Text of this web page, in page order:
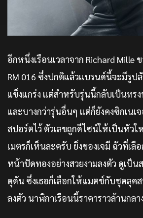
อีกหนึ่งเรือนเวลาจาก Richard Mille
RM 016 ซึ่งปกติแล้วแบรนด์นี้จะมีรู
แข็งแกร่ง แต่สำหรับรุ่นนี้กลับเป็นทร
และบางกว่ารุ่นอื่นๆ แต่ก็ยังคงซิกเน
สปอร์ตไว้ ตัวเลขถูกดีไซน์ให้เป็นหัว
เมตรก็เห็นละครับ ยิ่งของเจมี ฉัวที่เลื
หน้าปัดทองอย่างสวยงามลงตัว ดูเป็น
ดุดัน ซึ่งเธอก็เลือกให้แมตช์กับชุดลุคส
ลงตัว นาฬิกาเรือนนี้ราคาราวล้านกล